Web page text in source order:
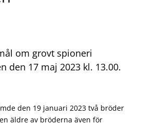
om grovt spioneri
den 17 maj 2023 kl. 13.00.
den 19 januari 2023 två bröder
äldre av bröderna även för